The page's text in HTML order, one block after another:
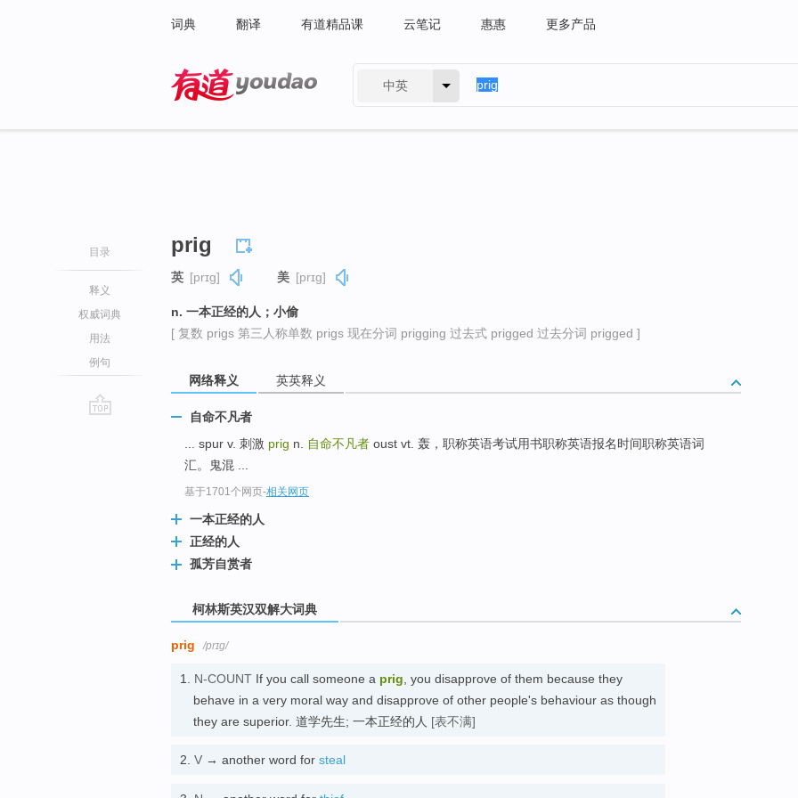
词典 翻译 有道精品课 云笔记 惠惠 更多产品
中英
目录
释义
权威词典
用法
例句
prig
英 [prɪɡ] 美 [prɪɡ]
n. 一本正经的人；小偷
[ 复数 prigs 第三人称单数 prigs 现在分词 prigging 过去式 prigged 过去分词 prigged ]
网络释义 英英释义
自命不凡者
... spur v. 刺激 prig n. 自命不凡者 oust vt. 轰，职称英语考试用书职称英语报名时间职称英语词
汇。鬼混 ...
基于1701个网页-相关网页
一本正经的人
正经的人
孤芳自赏者
柯林斯英汉双解大词典
prig /prɪɡ/
1. N-COUNT If you call someone a prig , you disapprove of them because they
behave in a very moral way and disapprove of other people's behaviour as though
they are superior. 道学先生; 一本正经的人 [表不满]
2. V → another word for steal